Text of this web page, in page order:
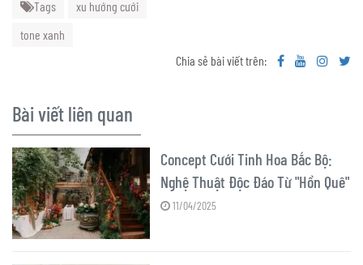
Tags
xu hướng cưới
tone xanh
Chia sẻ bài viết trên:
Bài viết liên quan
Concept Cưới Tinh Hoa Bắc Bộ:
Nghệ Thuật Độc Đáo Từ "Hồn Quê"
11/04/2025